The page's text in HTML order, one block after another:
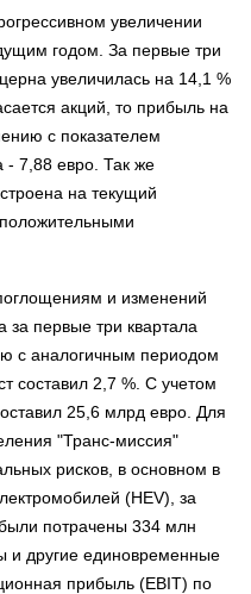
увеличении
годом. За первые три
увеличилась на 14,1 %
акций, то прибыль на
с показателем
- 7,88 евро. Так же
на текущий
и изменений
за первые три квартала
с аналогичным периодом
составил 2,7 %. С учетом
25,6 млрд евро. Для
"Транс-миссия"
рисков, в основном в
(HEV), за
потрачены 334 млн
и другие единовременные
прибыль (EBIT) по